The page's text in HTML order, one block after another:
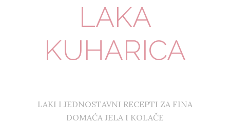
LAKA
KUHARICA
LAKI I JEDNOSTAVNI RECEPTI ZA FINA
DOMAĆA JELA I KOLAČE